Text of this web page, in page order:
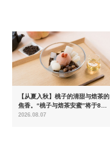
【从夏入秋】桃子的清甜与焙茶的
焦香。“桃子与焙茶安蜜”将于8月
中旬起限时发售
2026.08.07